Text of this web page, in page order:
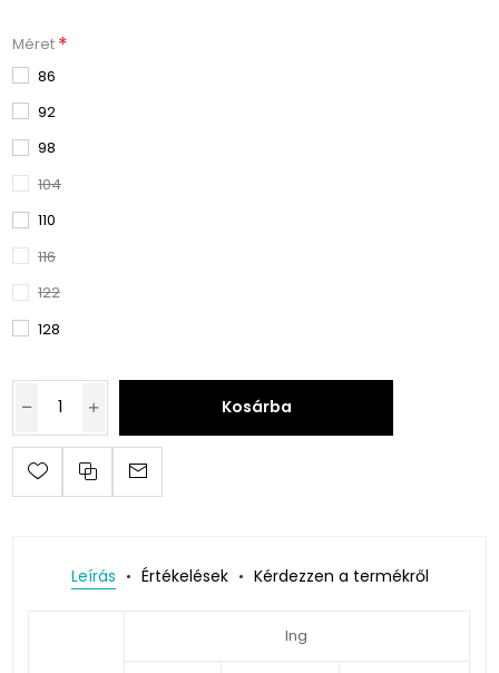
Méret *
86
92
98
104
110
116
122
128
Kosárba
Leírás Értékelések Kérdezzen a termékről
Ing